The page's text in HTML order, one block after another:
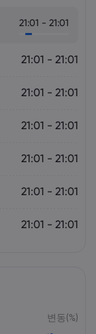
21:01 - 21:01
21:01 - 21:01
21:01 - 21:01
21:01 - 21:01
21:01 - 21:01
21:01 - 21:01
21:01 - 21:01
변동(%)